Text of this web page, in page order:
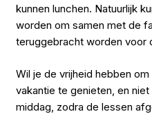
kunnen lunchen. Natuurlijk
worden om samen met de
teruggebracht worden voor
Wil je de vrijheid hebben
vakantie te genieten, en
middag, zodra de lessen